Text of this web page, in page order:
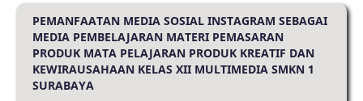
PEMANFAATAN MEDIA SOSIAL INSTAGRAM SEBAGAI
MEDIA PEMBELAJARAN MATERI PEMASARAN
PRODUK MATA PELAJARAN PRODUK KREATIF DAN
KEWIRAUSAHAAN KELAS XII MULTIMEDIA SMKN 1
SURABAYA